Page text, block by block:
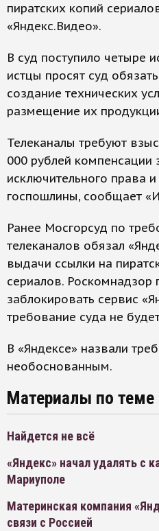
пиратских копий
«Яндекс.Видео».
В суд поступило четыре
истцы просят суд
создание технических
размещение их
Телеканалы требуют
000 рублей компенсации
исключительного права
госпошлины, сообщает
Ранее Мосгорсуд по
телеканалов обязал
выдачи ссылки на
сериалов. Роскомнадзор
заблокировать сервис
требование суда не
В «Яндексе» назвали
необоснованным.
Материалы по теме
Найдется не всё
«Яндекс» начал удалять с
Мариуполе
Материнская компания
связи с Россией